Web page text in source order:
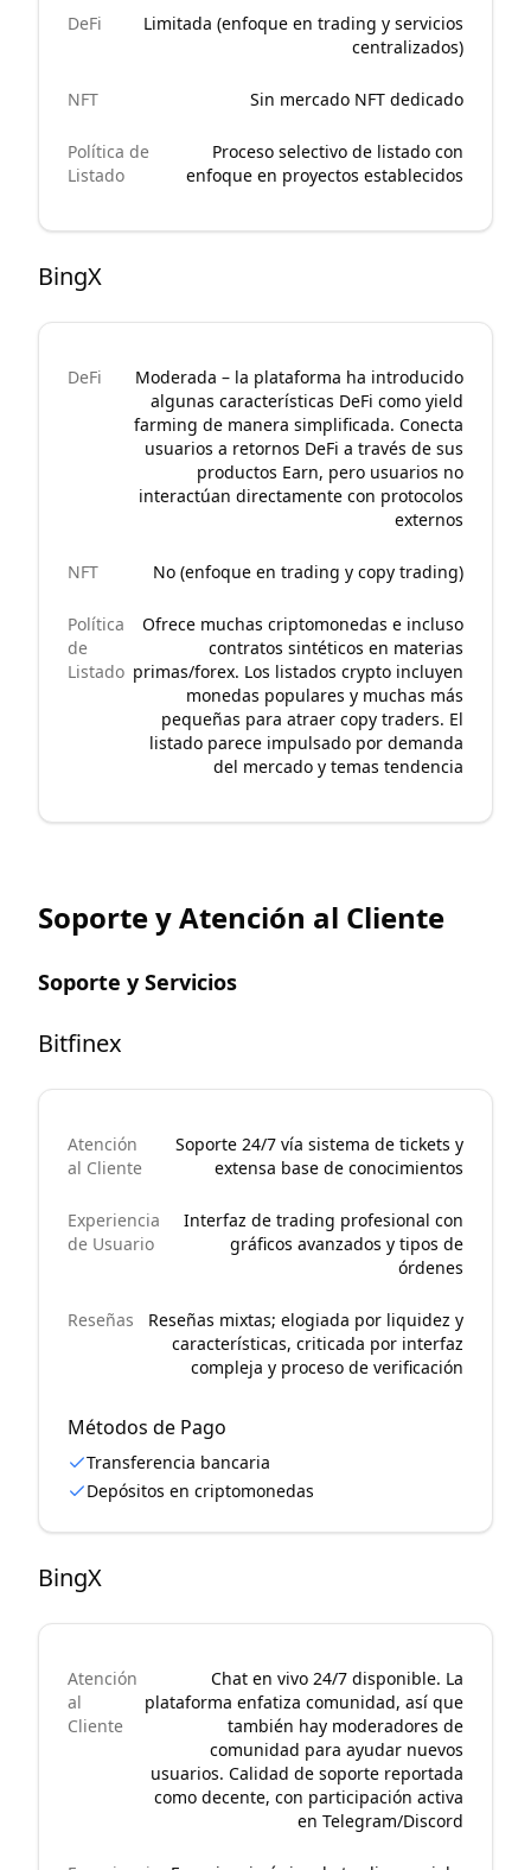
DeFi
Limitada (enfoque en trading y servicios
centralizados)
NFT Sin mercado NFT dedicado
Política de
Listado
Proceso selectivo de listado con
enfoque en proyectos establecidos
BingX
DeFi
Moderada – la plataforma ha introducido
algunas características DeFi como yield
farming de manera simplificada. Conecta
usuarios a retornos DeFi a través de sus
productos Earn, pero usuarios no
interactúan directamente con protocolos
externos
NFT No (enfoque en trading y copy trading)
Política
de
Listado
Ofrece muchas criptomonedas e incluso
contratos sintéticos en materias
primas/forex. Los listados crypto incluyen
monedas populares y muchas más
pequeñas para atraer copy traders. El
listado parece impulsado por demanda
del mercado y temas tendencia
Soporte y Atención al Cliente
Soporte y Servicios
Bitfinex
Atención
al Cliente
Soporte 24/7 vía sistema de tickets y
extensa base de conocimientos
Experiencia
de Usuario
Interfaz de trading profesional con
gráficos avanzados y tipos de
órdenes
Reseñas
Reseñas mixtas; elogiada por liquidez y
características, criticada por interfaz
compleja y proceso de verificación
Métodos de Pago
Transferencia bancaria
Depósitos en criptomonedas
BingX
Atención
al
Cliente
Chat en vivo 24/7 disponible. La
plataforma enfatiza comunidad, así que
también hay moderadores de
comunidad para ayudar nuevos
usuarios. Calidad de soporte reportada
como decente, con participación activa
en Telegram/Discord